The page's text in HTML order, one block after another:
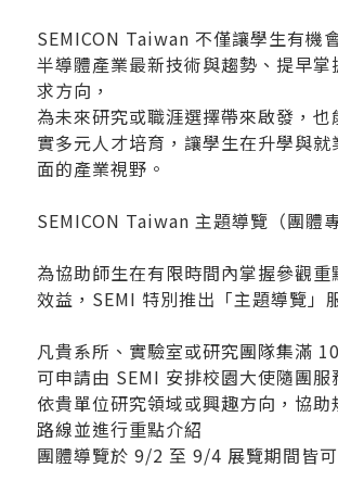
SEMICON Taiwan 不僅讓學生有機
半導體產業最新技術與趨勢、提早掌
求方向，
為未來研究或職涯選擇帶來啟發，也
實多元人才培育，讓學生在升學與就
面的產業視野。
SEMICON Taiwan 主題導覽（團體專
為協助師生在有限時間內掌握參觀重
效益，SEMI 特別推出「主題導覽」
凡貴系所、實驗室或研究團隊集滿
可申請由 SEMI 安排校園大使隨團服
依貴單位研究領域或興趣方向，協助
路線並進行重點介紹
團體導覽於 9/2 至 9/4 展覽期間皆